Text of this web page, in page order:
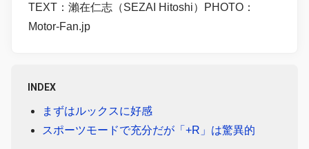
TEXT：瀨在仁志（SEZAI Hitoshi）PHOTO：
Motor-Fan.jp
INDEX
まずはルックスに好感
スポーツモードで充分だが「+R」は驚異的